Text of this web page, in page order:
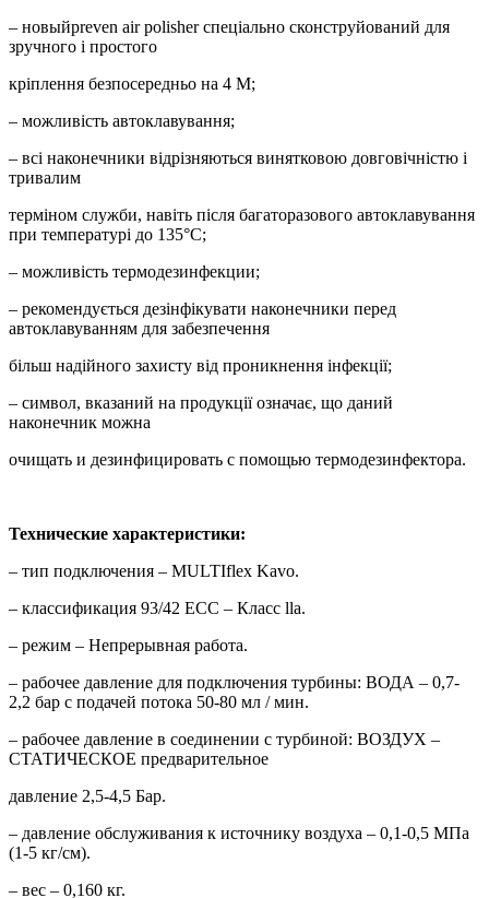
– новыйpreven air polisher спеціально сконструйований для
зручного і простого
кріплення безпосередньо на 4 М;
– можливість автоклавування;
– всі наконечники відрізняються винятковою довговічністю і
тривалим
терміном служби, навіть після багаторазового автоклавування
при температурі до 135°C;
– можливість термодезинфекции;
– рекомендується дезінфікувати наконечники перед
автоклавуванням для забезпечення
більш надійного захисту від проникнення інфекції;
– символ, вказаний на продукції означає, що даний
наконечник можна
очищать и дезинфицировать с помощью термодезинфектора.
Технические характеристики:
– тип подключения – MULTIflex Kavo.
– классификация 93/42 ECC – Класс lla.
– режим – Непрерывная работа.
– рабочее давление для подключения турбины: ВОДА – 0,7-
2,2 бар с подачей потока 50-80 мл / мин.
– рабочее давление в соединении с турбиной: ВОЗДУХ –
СТАТИЧЕСКОЕ предварительное
давление 2,5-4,5 Бар.
– давление обслуживания к источнику воздуха – 0,1-0,5 МПа
(1-5 кг/см).
– вес – 0,160 кг.